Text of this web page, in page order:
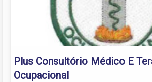
Plus Consultório Médico E
Ocupacional